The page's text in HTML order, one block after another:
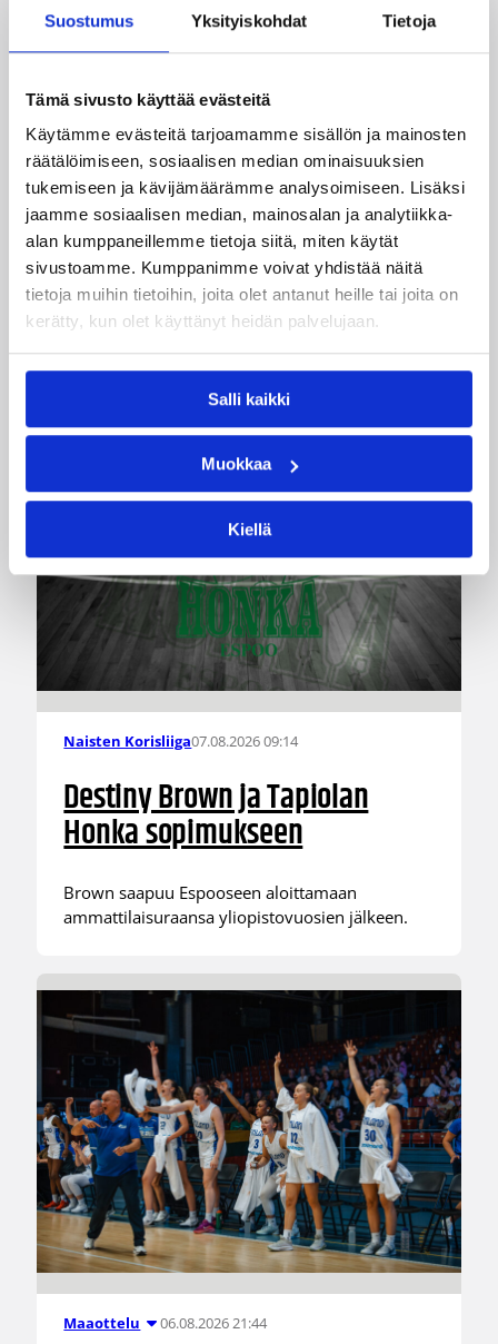
Suostumus Yksityiskohdat Tietoja
Tämä sivusto käyttää evästeitä
Käytämme evästeitä tarjoamamme sisällön ja mainosten
räätälöimiseen, sosiaalisen median ominaisuuksien
tukemiseen ja kävijämäärämme analysoimiseen. Lisäksi
jaamme sosiaalisen median, mainosalan ja analytiikka-
alan kumppaneillemme tietoja siitä, miten käytät
sivustoamme. Kumppanimme voivat yhdistää näitä
tietoja muihin tietoihin, joita olet antanut heille tai joita on
kerätty, kun olet käyttänyt heidän palvelujaan.
Salli kaikki
Muokkaa
Kiellä
Korisliiga 07.08.2026 09:23
Daniel Dolenc KTP-Basketin
haaviin
Dolenc on rakentanut pitkän ammattilaisuran
Suomen lisäksi Ranskassa, Itävallassa,
Naisten Korisliiga07.08.2026 09:14
Destiny Brown ja Tapiolan
Honka sopimukseen
Brown saapuu Espooseen aloittamaan
ammattilaisuraansa yliopistovuosien jälkeen.
Maaottelu 06.08.2026 21:44